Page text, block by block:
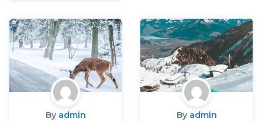
By admin
By admin